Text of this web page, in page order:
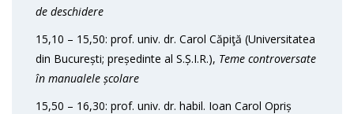
de deschidere
15,10 – 15,50: prof. univ. dr. Carol Căpiţă (Universitatea
din București; președinte al S.Ș.I.R.), Teme controversate
în manualele școlare
15,50 – 16,30: prof. univ. dr. habil. Ioan Carol Opriș